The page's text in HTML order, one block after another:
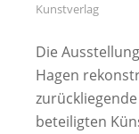
Kunstverlag
Die
Hagen
beteiligten